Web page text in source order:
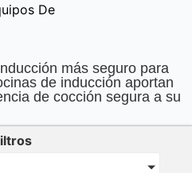
De
más seguro para
de inducción aportan
de cocción segura a su